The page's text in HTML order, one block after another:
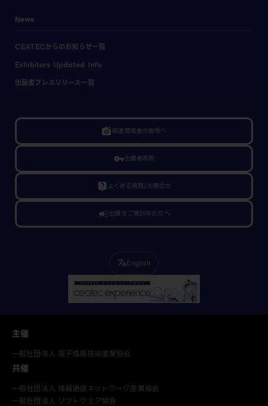
News
CEATECからのお知らせ一覧
Exhibitors Updated Info
出展者プレスリリース一覧
linked_camera報道関係者の皆様へ
vpn_key出展者専用
live_help よくある質問/お問合せ
campaign出展をご検討中の方へ
translateEnglish
主催
一般社団法人 電子情報技術産業協会
共催
一般社団法人 情報通信ネットワーク産業協会
一般社団法人 ソフトウェア協会